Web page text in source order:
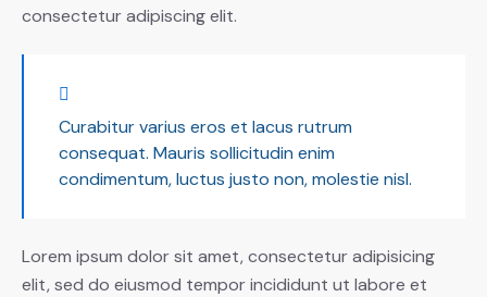
consectetur adipiscing elit.
Curabitur varius eros et lacus rutrum
consequat. Mauris sollicitudin enim
condimentum, luctus justo non, molestie nisl.
Lorem ipsum dolor sit amet, consectetur adipisicing
elit, sed do eiusmod tempor incididunt ut labore et